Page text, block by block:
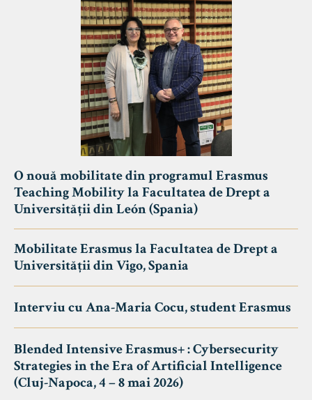
O nouă mobilitate din programul Erasmus
Teaching Mobility la Facultatea de Drept a
Universității din León (Spania)
Mobilitate Erasmus la Facultatea de Drept a
Universității din Vigo, Spania
Interviu cu Ana-Maria Cocu, student Erasmus
Blended Intensive Erasmus+ : Cybersecurity
Strategies in the Era of Artificial Intelligence
(Cluj-Napoca, 4 – 8 mai 2026)